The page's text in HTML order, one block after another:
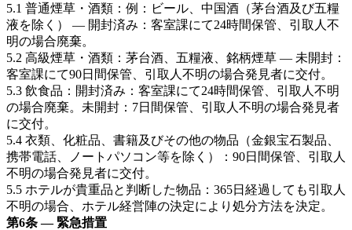
5.1 普通煙草・酒類：例：ビール、中国酒（茅台酒及び五糧
液を除く） — 開封済み：客室課にて24時間保管、引取人不
明の場合廃棄。
5.2 高級煙草・酒類：茅台酒、五糧液、銘柄煙草 — 未開封：
客室課にて90日間保管、引取人不明の場合発見者に交付。
5.3 飲食品：開封済み：客室課にて24時間保管、引取人不明
の場合廃棄。未開封：7日間保管、引取人不明の場合発見者
に交付。
5.4 衣類、化粧品、書籍及びその他の物品（金銀宝石製品、
携帯電話、ノートパソコン等を除く）：90日間保管、引取人
不明の場合発見者に交付。
5.5 ホテルが貴重品と判断した物品：365日経過しても引取人
不明の場合、ホテル経営陣の決定により処分方法を決定。
第6条 — 緊急措置